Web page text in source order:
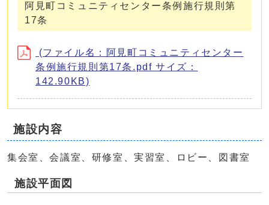
阿見町コミュニティセンター条例施行規則第
17条
(ファイル名：阿見町コミュニティセンター
条例施行規則第17条.pdf サイズ：
142.90KB)
施設内容
集会室、会議室、研修室、実習室、ロビー、図書室
施設平面図